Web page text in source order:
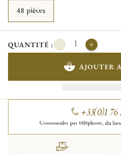
48 pièces
QUANTITÉ :
AJOUTER
+33(0)1 76
Commander par téléphone, du